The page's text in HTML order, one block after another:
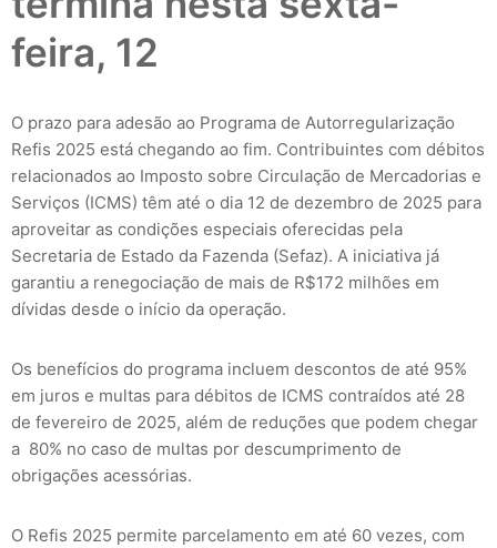
feira, 12
O prazo para adesão ao Programa de Autorregularização
Refis 2025 está chegando ao fim. Contribuintes com débitos
relacionados ao Imposto sobre Circulação de Mercadorias e
Serviços (ICMS) têm até o dia 12 de dezembro de 2025 para
aproveitar as condições especiais oferecidas pela
Secretaria de Estado da Fazenda (Sefaz). A iniciativa já
garantiu a renegociação de mais de R$172 milhões em
dívidas desde o início da operação.
Os benefícios do programa incluem descontos de até 95%
em juros e multas para débitos de ICMS contraídos até 28
de fevereiro de 2025, além de reduções que podem chegar
a 80% no caso de multas por descumprimento de
obrigações acessórias.
O Refis 2025 permite parcelamento em até 60 vezes, com